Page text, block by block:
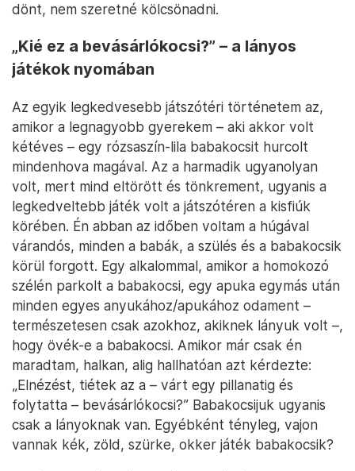
dönt, nem szeretné kölcsönadni.
„Kié ez a bevásárlókocsi?” – a lányos
játékok nyomában
Az egyik legkedvesebb játszótéri történetem az,
amikor a legnagyobb gyerekem – aki akkor volt
kétéves – egy rózsaszín-lila babakocsit hurcolt
mindenhova magával. Az a harmadik ugyanolyan
volt, mert mind eltörött és tönkrement, ugyanis a
legkedveltebb játék volt a játszótéren a kisfiúk
körében. Én abban az időben voltam a húgával
várandós, minden a babák, a szülés és a babakocsik
körül forgott. Egy alkalommal, amikor a homokozó
szélén parkolt a babakocsi, egy apuka egymás után
minden egyes anyukához/apukához odament –
természetesen csak azokhoz, akiknek lányuk volt –,
hogy övék-e a babakocsi. Amikor már csak én
maradtam, halkan, alig hallhatóan azt kérdezte:
„Elnézést, tiétek az a – várt egy pillanatig és
folytatta – bevásárlókocsi?” Babakocsijuk ugyanis
csak a lányoknak van. Egyébként tényleg, vajon
vannak kék, zöld, szürke, okker játék babakocsik?